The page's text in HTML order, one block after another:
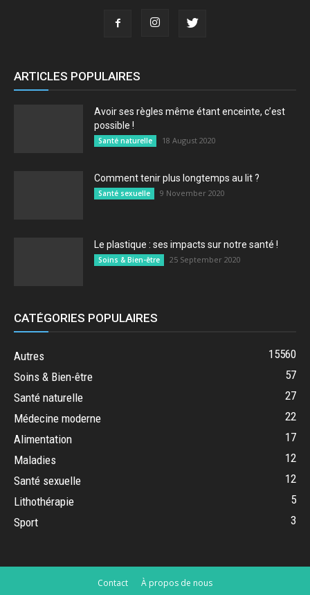
ARTICLES POPULAIRES
Avoir ses règles même étant enceinte, c’est
possible !
Santé naturelle 18 August 2020
Comment tenir plus longtemps au lit ?
Santé sexuelle 9 November 2020
Le plastique : ses impacts sur notre santé !
Soins & Bien-être 25 September 2020
CATÉGORIES POPULAIRES
Autres
15560
Soins & Bien-être
57
Santé naturelle
27
Médecine moderne
22
Alimentation
17
Maladies
12
Santé sexuelle
12
Lithothérapie
5
Sport
3
Contact À propos de nous